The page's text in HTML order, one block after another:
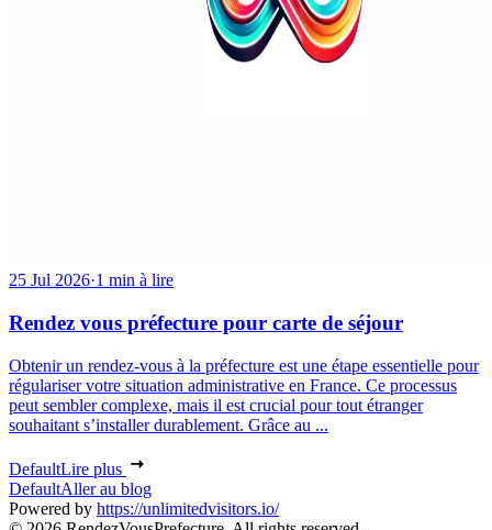
25 Jul 2026·1 min à lire
Rendez vous préfecture pour carte de séjour
Obtenir un rendez-vous à la préfecture est une étape essentielle pour
régulariser votre situation administrative en France. Ce processus
peut sembler complexe, mais il est crucial pour tout étranger
souhaitant s’installer durablement. Grâce au ...
DefaultLire plus
DefaultAller au blog
Powered by https://unlimitedvisitors.io/